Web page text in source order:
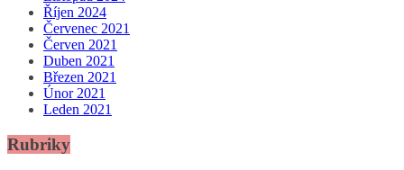
Říjen 2024
Červenec 2021
Červen 2021
Duben 2021
Březen 2021
Únor 2021
Leden 2021
Rubriky